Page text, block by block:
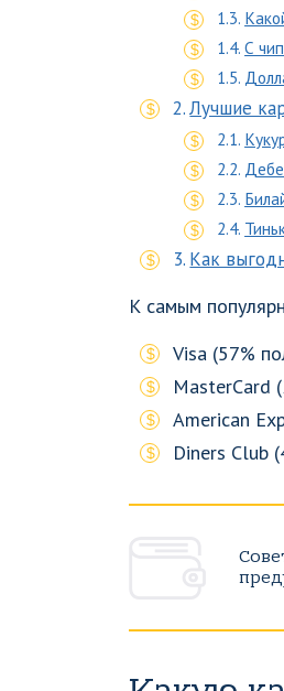
С
Лучшие
Как
К самым
Visa (57%
MasterCard
American
Diners Club